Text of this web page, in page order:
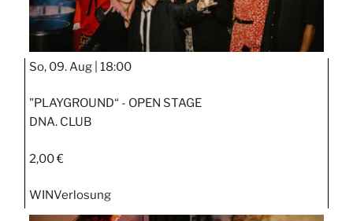
So, 09. Aug | 18:00
"PLAYGROUND“ - OPEN STAGE
DNA. CLUB
2,00 €
WINVerlosung